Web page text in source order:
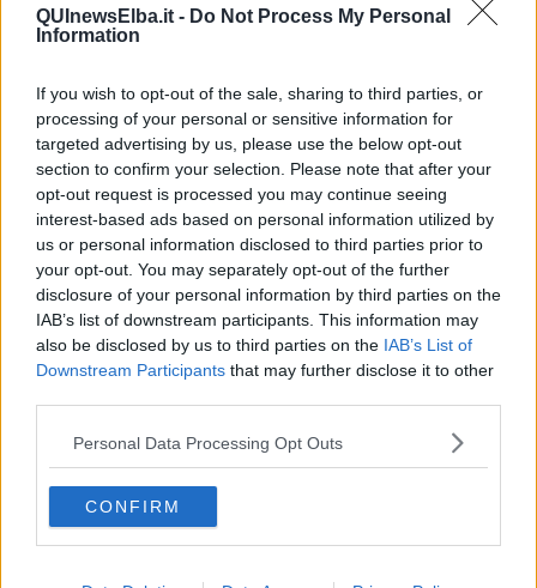
QUInewsElba.it - Do Not Process My Personal
Information
If you wish to opt-out of the sale, sharing to third parties, or
processing of your personal or sensitive information for
targeted advertising by us, please use the below opt-out
section to confirm your selection. Please note that after your
opt-out request is processed you may continue seeing
interest-based ads based on personal information utilized by
us or personal information disclosed to third parties prior to
your opt-out. You may separately opt-out of the further
disclosure of your personal information by third parties on the
IAB’s list of downstream participants. This information may
also be disclosed by us to third parties on the IAB’s List of
Downstream Participants that may further disclose it to other
Personal Data Processing Opt Outs
CONFIRM
Videosorveglianza wireless nelle isole toscane
Elba, i "villeggianti" della stagione fresca
Un giorno dedicato alle Riserve Mab Unesco
L'Elba circondata e protetta da "Poseidone"
Sentieri Parco, "manutenzione continua"
Eradicare le specie aliene da Pianosa
randagismo"
Tutela della biodiversità, il caso "Montecristo"
Pasquetta con i ricercatori tra le farfalle